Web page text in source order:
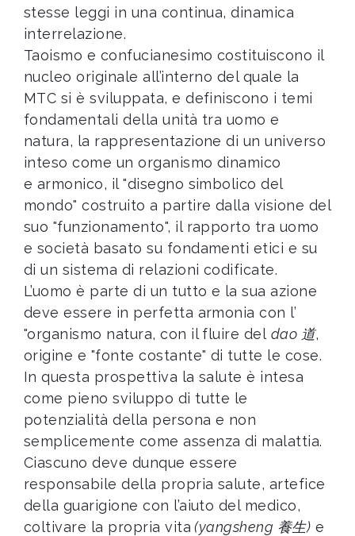
stesse leggi in una continua, dinamica
interrelazione.
Taoismo e confucianesimo costituiscono il
nucleo originale all’interno del quale la
MTC si è sviluppata, e definiscono i temi
fondamentali della unità tra uomo e
natura, la rappresentazione di un universo
inteso come un organismo dinamico
e armonico, il "disegno simbolico del
mondo" costruito a partire dalla visione del
suo "funzionamento", il rapporto tra uomo
e società basato su fondamenti etici e su
di un sistema di relazioni codificate.
L’uomo è parte di un tutto e la sua azione
deve essere in perfetta armonia con l’
"organismo natura, con il fluire del dao 道,
origine e "fonte costante" di tutte le cose.
In questa prospettiva la salute è intesa
come pieno sviluppo di tutte le
potenzialità della persona e non
semplicemente come assenza di malattia.
Ciascuno deve dunque essere
responsabile della propria salute, artefice
della guarigione con l’aiuto del medico,
coltivare la propria vita (yangsheng 養生) e